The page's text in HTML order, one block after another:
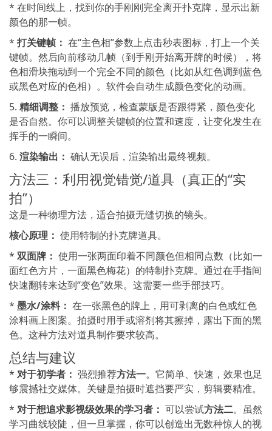
* 在时间线上，找到你的手刚刚完全离开扑克牌，显示出新
颜色的那一帧。
* 打关键帧： 在“主色相”参数上点击秒表图标，打上一个关
键帧。然后向前移动几帧（到手刚开始离开牌的时候），将
色相滑块拖动到一个完全不同的颜色（比如从红色调到蓝色
或黑色对应的色相）。软件会自动生成颜色变化的动画。
5. 精细调整： 播放预览，检查蒙版是否跟得紧，颜色变化
是否自然。你可以调整关键帧的位置和速度，让变化发生在
挥手的一瞬间。
6. 渲染输出： 确认无误后，渲染输出最终视频。
方法三：利用视觉错觉/道具（真正的“实
拍”）
这是一种物理方法，适合拍摄无缝切换的镜头。
核心原理： 使用特制的扑克牌道具。
* 双面牌： 使用一张两面印着不同颜色但相同点数（比如一
面红色方片，一面黑色梅花）的特制扑克牌。通过在手指间
快速翻转来达到“变色”效果。这需要一些手部技巧。
* 墨水/涂料： 在一张黑色的牌上，用可剥离的白色或红色
涂料画上图案。拍摄时用手或溶剂将其擦掉，露出下面的黑
色。这种方法对道具制作要求较高。
总结与建议
* 对于初学者： 强烈推荐方法一。它简单、快速，效果也足
够震撼社交媒体。关键是拍摄时遮挡要严实，剪辑要精准。
* 对于想追求影视级效果的学习者： 可以尝试方法二。虽然
学习曲线较陡，但一旦掌握，你可以创造出无数种惊人的视